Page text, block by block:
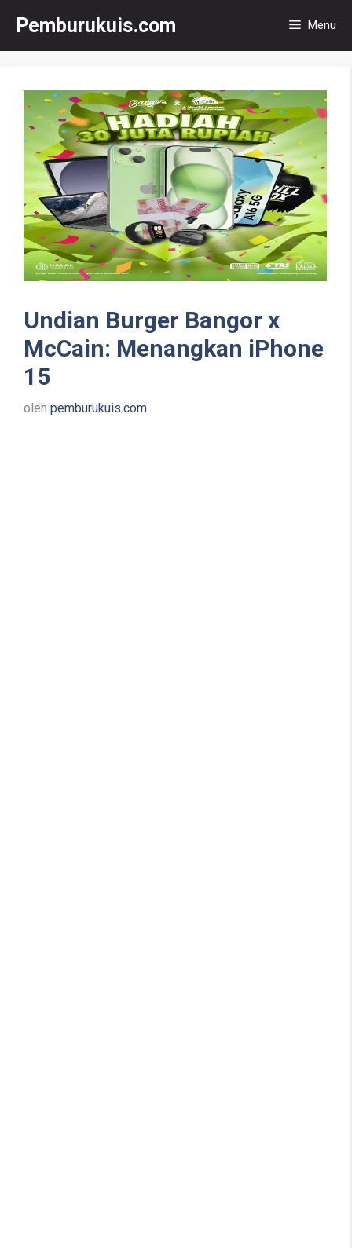
Pemburukuis.com Menu
Undian Burger Bangor x
McCain: Menangkan iPhone
15
oleh pemburukuis.com